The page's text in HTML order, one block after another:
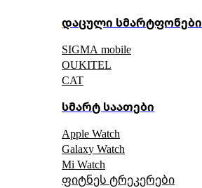
დაცული სმარტფონები
SIGMA mobile
OUKITEL
CAT
სმარტ საათები
Apple Watch
Galaxy Watch
Mi Watch
ფიტნეს ტრეკერები